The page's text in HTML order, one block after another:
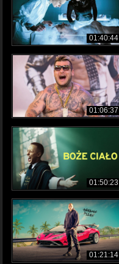
01:40:44
01:06:37
01:50:23
01:21:14